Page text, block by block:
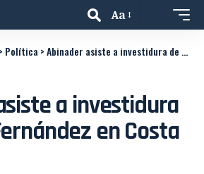
Aa
> Política >Abinader asiste a investidura de Laura Fernández en Costa Rica
a investidura
en Costa